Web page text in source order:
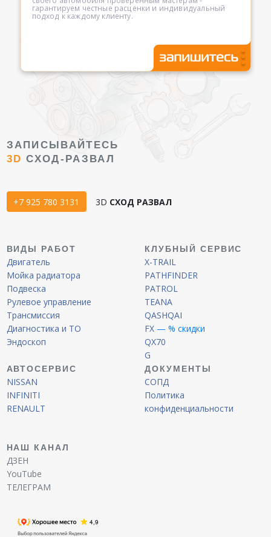
гарантируем честные расценки и индивидуальный
подход к каждому клиенту.
ЗАПИСЫВАЙТЕСЬ
3D СХОД-РАЗВАЛ
+7 925 780 3131 3D СХОД РАЗВАЛ
ВИДЫ РАБОТ
Двигатель
Мойка радиатора
Подвеска
Рулевое управление
Трансмиссия
Диагностика и ТО
Эндоскоп
КЛУБНЫЙ СЕРВИС
X-TRAIL
PATHFINDER
PATROL
TEANA
QASHQAI
FX — % скидки
QX70
G
АВТОСЕРВИС
NISSAN
INFINITI
RENAULT
ДОКУМЕНТЫ
СОПД
Политика
конфиденциальности
НАШ КАНАЛ
ДЗЕН
YouTube
ТЕЛЕГРАМ